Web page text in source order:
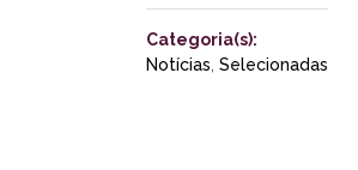
Categoria(s):
Notícias Selecionadas